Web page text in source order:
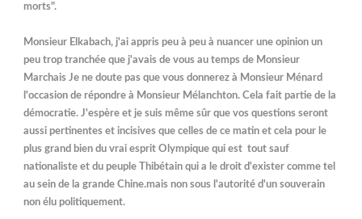
morts".
Monsieur Elkabach, j'ai appris peu à peu à nuancer une opinion un
peu trop tranchée que j'avais de vous au temps de Monsieur
Marchais Je ne doute pas que vous donnerez à Monsieur Ménard
l'occasion de répondre à Monsieur Mélanchton. Cela fait partie de la
démocratie. J'espère et je suis même sûr que vos questions seront
aussi pertinentes et incisives que celles de ce matin et cela pour le
plus grand bien du vrai esprit Olympique qui est tout sauf
nationaliste et du peuple Thibétain qui a le droit d'exister comme tel
au sein de la grande Chine.mais non sous l'autorité d'un souverain
non élu politiquement.